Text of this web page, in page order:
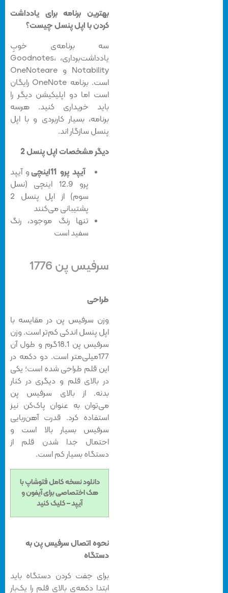
بهترین برنامه برای یادداشت
کردن با اپل پنسل چیست؟
سه برنامه‌ی خوبِ
یادداشت‌برداری، Goodnotes،
Notability و OneNoteare
است. برنامه OneNote رایگان
است اما دو اپلیکیشن دیگر را
باید خریداری کنید. هرسه
برنامه، بسیار کاربردی و با اپل
پنسل سازگار اند.
دیگر مشخصات اپل پنسل 2
و آیپد
پرو 12.9 اینچی (نسل
پشتیبانی می‌کنند
تنها رنگ موجود، رنگ
سرفیس پن 1776
وزن سرفیس پن در مقایسه با
اپل پنسل اندکی کم‌تر است. وزن
سرفیس پن 18.1گرم و طول آن
177میلی‌متر است. دو دکمه در
این قلم طراحی شده است؛ یکی
در بالای قلم و دیگری در کنار
بدنه. از بالای سرفیس پن
می‌توان به عنوان پاک‌کن نیز
استفاده کرد. قدرت آهن‌ربایی
سرفیس بسیار بالا است و
احتمال جدا شدن قلم از
دستگاه بسیار کم است.
دانلود نسخه کامل فتوشاپ با
هک اختصاصی برای آیفون و
نحوه اتصال سرفیس پن به
برای جفت‌ کردن دستگاه باید
ابتدا دکمه‌ی بالای قلم را یک‌بار